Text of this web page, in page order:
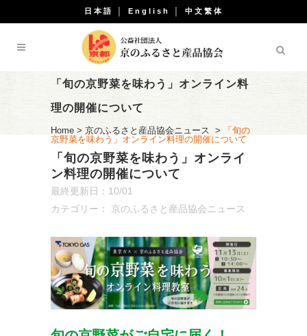
日本語 English 中文繁体
「旬の京野菜を味わう」オンライン料
理の開催について
Home > 京のふるさと産品協会ニュース >
「旬の
京野菜を味わう」オンライン料理の開催について
「旬の京野菜を味わう」オンライ
ン料理の開催について
最終更新日：10/01
カテゴリー： 京のふるさと産品協会ニュース